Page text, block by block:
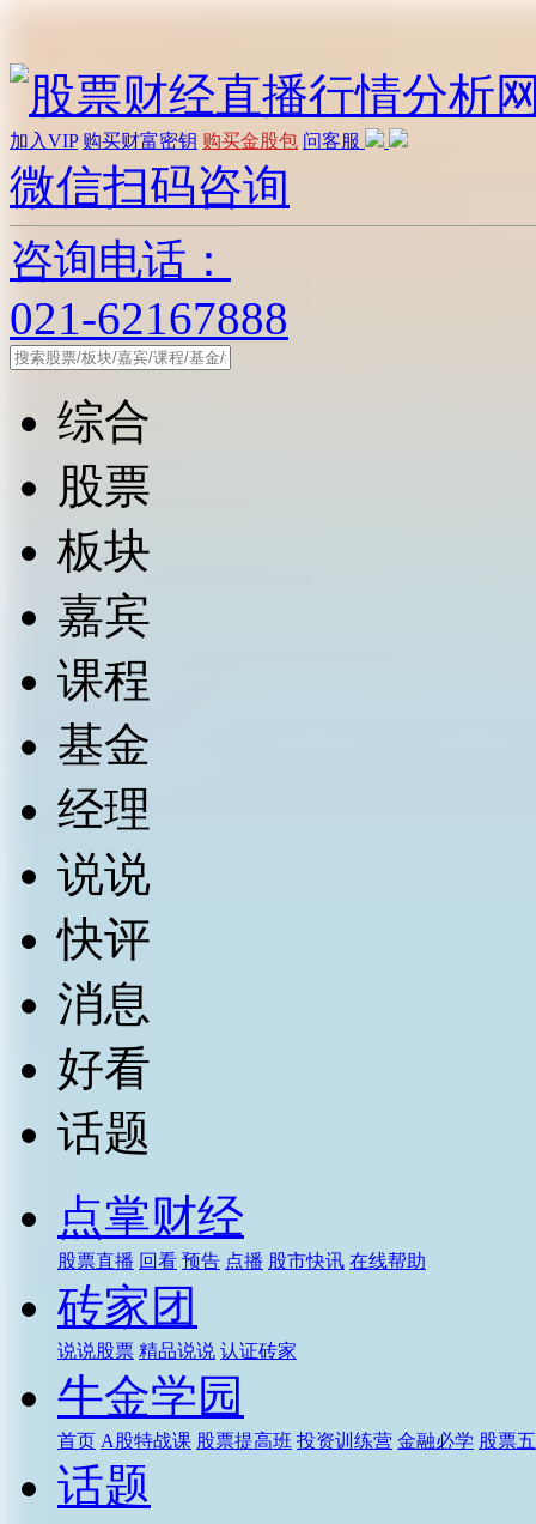
加入VIP 购买财富密钥 购买金股包 问客服
微信扫码咨询
咨询电话：
021-62167888
综合
股票
板块
嘉宾
课程
基金
经理
说说
快评
消息
好看
话题
点掌财经
股票直播 回看 预告 点播 股市快讯 在线帮助
砖家团
说说股票 精品说说 认证砖家
牛金学园
首页 A股特战课 股票提高班 投资训练营 金融必学 股票
话题